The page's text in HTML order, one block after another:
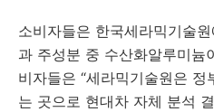
소비자들은 한국세라믹기술
과 주성분 중 수산화알루미늄
비자들은 “세라믹기술원은
는 곳으로 현대차 자체 분석